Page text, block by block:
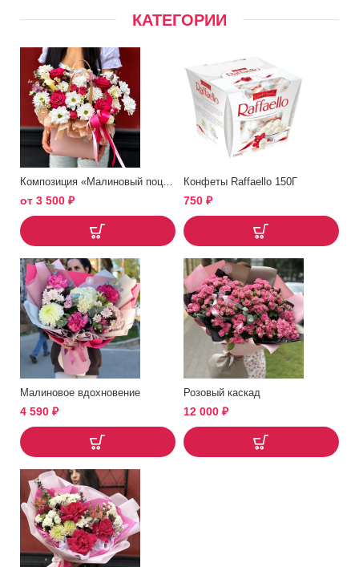
КАТЕГОРИИ
от 3 500 ₽
Конфеты Raffaello 150Г
750 ₽
Малиновое вдохновение
4 590 ₽
Розовый каскад
12 000 ₽